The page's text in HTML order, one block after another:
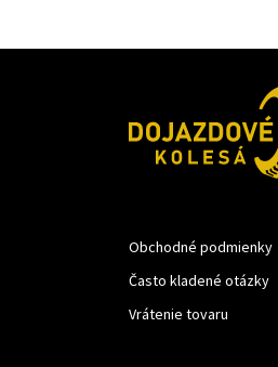
Obchodné podmienky
Často kladené otázky
Vrátenie tovaru